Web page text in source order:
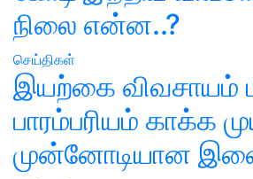
நிலை என்ன..?
செய்திகள்
இயற்கை விவசாயம்
பாரம்பரியம் காக்க
முன்னோடியான